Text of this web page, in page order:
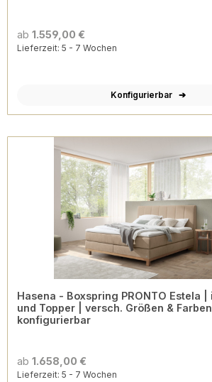
ab 1.559,00 €
Lieferzeit: 5 - 7 Wochen
Konfigurierbar
Hasena - Boxspring PRONTO Estela | inkl. Matratze
und Topper | versch. Größen & Farben
konfigurierbar
ab 1.658,00 €
Lieferzeit: 5 - 7 Wochen